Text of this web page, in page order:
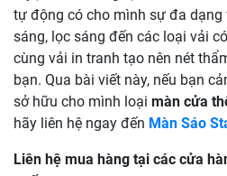
tự động có cho mình sự đa dạng
sáng, lọc sáng đến các loại vải
cùng vải in tranh tạo nên nét
bạn. Qua bài viết này, nếu bạn
sở hữu cho mình loại màn cửa
hãy liên hệ ngay đến Màn Sáo
Liên hệ mua hàng tại các cửa